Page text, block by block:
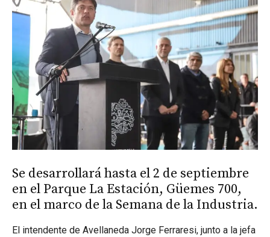
Se desarrollará hasta el 2 de septiembre
en el Parque La Estación, Güemes 700,
en el marco de la Semana de la Industria.
El intendente de Avellaneda Jorge Ferraresi, junto a la jefa